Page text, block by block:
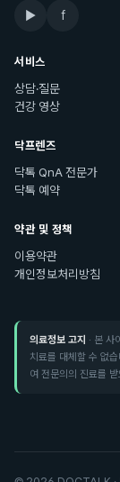
▶ f
서비스
상담·질문
건강 영상
닥프렌즈
닥톡 QnA 전문가
닥톡 예약
약관 및 정책
이용약관
개인정보처리방침
의료정보 고지 · 본 사
치료를 대체할 수 없
여 전문의의 진료를